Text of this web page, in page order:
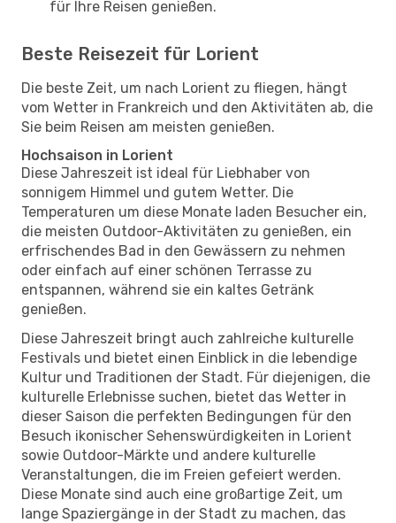
für Ihre Reisen genießen.
Beste Reisezeit für Lorient
Die beste Zeit, um nach Lorient zu fliegen, hängt
vom Wetter in Frankreich und den Aktivitäten ab, die
Sie beim Reisen am meisten genießen.
Hochsaison in Lorient
Diese Jahreszeit ist ideal für Liebhaber von
sonnigem Himmel und gutem Wetter. Die
Temperaturen um diese Monate laden Besucher ein,
die meisten Outdoor-Aktivitäten zu genießen, ein
erfrischendes Bad in den Gewässern zu nehmen
oder einfach auf einer schönen Terrasse zu
entspannen, während sie ein kaltes Getränk
genießen.
Diese Jahreszeit bringt auch zahlreiche kulturelle
Festivals und bietet einen Einblick in die lebendige
Kultur und Traditionen der Stadt. Für diejenigen, die
kulturelle Erlebnisse suchen, bietet das Wetter in
dieser Saison die perfekten Bedingungen für den
Besuch ikonischer Sehenswürdigkeiten in Lorient
sowie Outdoor-Märkte und andere kulturelle
Veranstaltungen, die im Freien gefeiert werden.
Diese Monate sind auch eine großartige Zeit, um
lange Spaziergänge in der Stadt zu machen, das